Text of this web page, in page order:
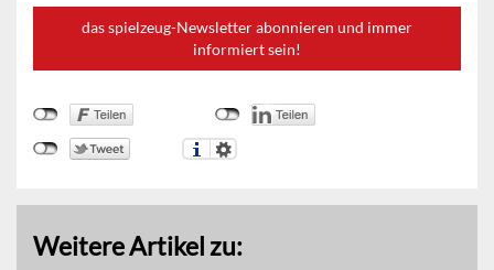
das spielzeug-Newsletter abonnieren und immer
informiert sein!
Weitere Artikel zu: